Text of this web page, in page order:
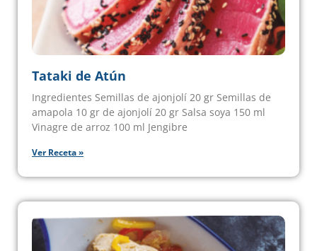
Tataki de Atún
Ingredientes Semillas de ajonjolí 20 gr Semillas de
amapola 10 gr de ajonjolí 20 gr Salsa soya 150 ml
Vinagre de arroz 100 ml Jengibre
Ver Receta »